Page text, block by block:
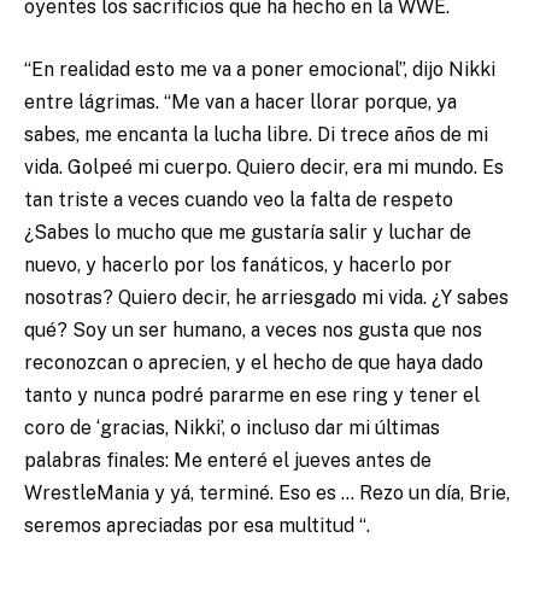
oyentes los sacrificios que ha hecho en la WWE.
“En realidad esto me va a poner emocional”, dijo Nikki
entre lágrimas. “Me van a hacer llorar porque, ya
sabes, me encanta la lucha libre. Di trece años de mi
vida. Golpeé mi cuerpo. Quiero decir, era mi mundo. Es
tan triste a veces cuando veo la falta de respeto
¿Sabes lo mucho que me gustaría salir y luchar de
nuevo, y hacerlo por los fanáticos, y hacerlo por
nosotras? Quiero decir, he arriesgado mi vida. ¿Y sabes
qué? Soy un ser humano, a veces nos gusta que nos
reconozcan o aprecien, y el hecho de que haya dado
tanto y nunca podré pararme en ese ring y tener el
coro de ‘gracias, Nikki’, o incluso dar mi últimas
palabras finales: Me enteré el jueves antes de
WrestleMania y yá, terminé. Eso es … Rezo un día, Brie,
seremos apreciadas por esa multitud “.